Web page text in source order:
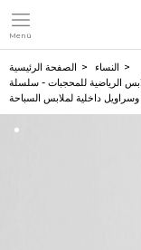
Menü
العضو الصفحة الرئيسية
النساء
داخلية لملابس السباحة